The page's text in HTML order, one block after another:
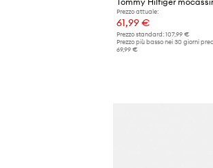
Prezzo attuale:
61,99 €
Prezzo standard: 107,99 €
Prezzo più basso nei 30 giorni
69,99 €